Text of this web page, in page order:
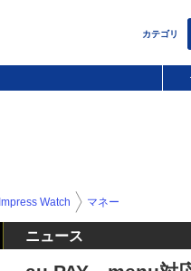
Impress Watch マネー
ニュース